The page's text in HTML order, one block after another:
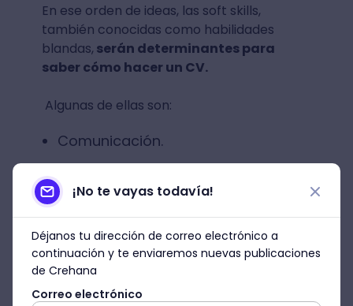
En ese orden de ideas, las soft skills,
también conocidas como habilidades
blandas, serán determinantes para
saber cómo hacer un CV.
Algunas de ellas son:
Comunicación.
Trabajo en equipo / Colaboración.
Pensamiento crítico.
Habilidades sociales.
¡No te vayas todavía!
Déjanos tu dirección de correo electrónico a
continuación y te enviaremos nuevas publicaciones
de Crehana
Correo electrónico